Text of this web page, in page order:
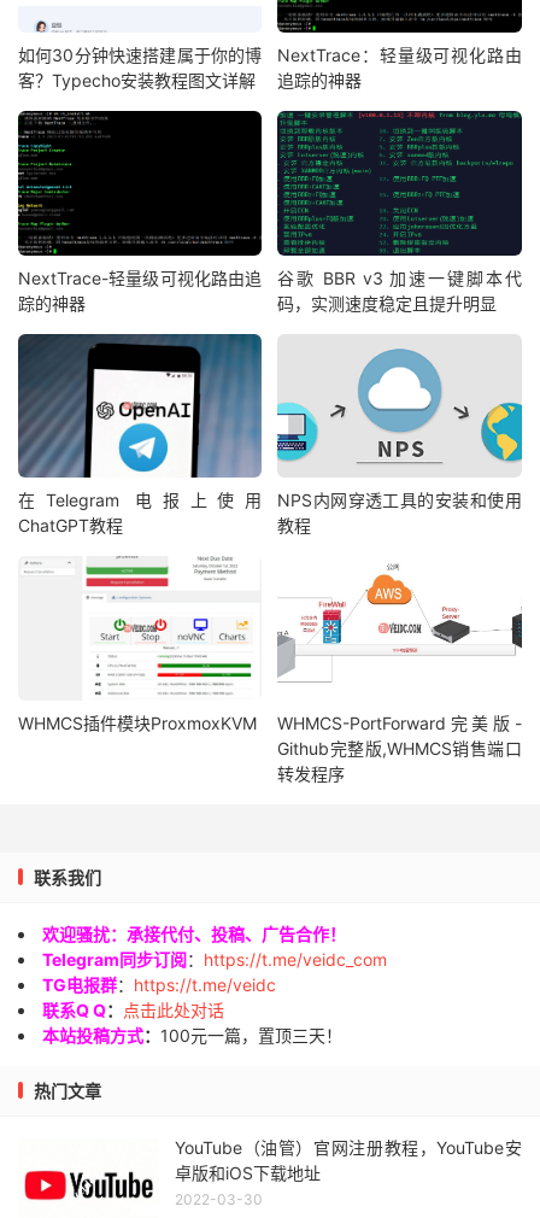
如何30分钟快速搭建属于你的博
客？Typecho安装教程图文详解
NextTrace：轻量级可视化路由
追踪的神器
NextTrace-轻量级可视化路由追
踪的神器
谷歌 BBR v3 加速一键脚本代
码，实测速度稳定且提升明显
在Telegram 电报上使用
ChatGPT教程
NPS内网穿透工具的安装和使用
教程
WHMCS插件模块ProxmoxKVM
WHMCS-PortForward完美版-
Github完整版,WHMCS销售端口
转发程序
联系我们
欢迎骚扰：承接代付、投稿、广告合作！
Telegram同步订阅： https://t.me/veidc_com
TG电报群： https://t.me/veidc
联系Q Q：
点击此处对话
本站投稿方式： 100元一篇，置顶三天！
热门文章
YouTube（油管）官网注册教程，YouTube安
卓版和iOS下载地址
2022-03-30